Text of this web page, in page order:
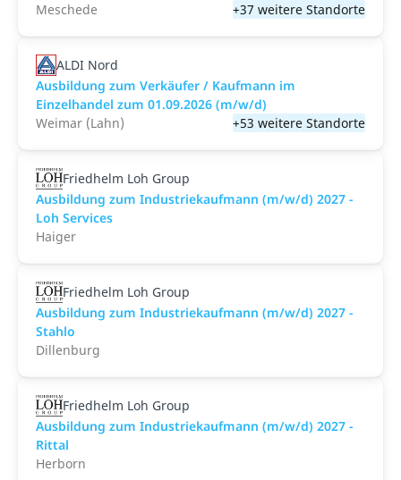
Meschede
+37 weitere Standorte
ALDI Nord
Ausbildung zum Verkäufer / Kaufmann im
Einzelhandel zum 01.09.2026 (m/w/d)
Weimar (Lahn)
+53 weitere Standorte
Friedhelm Loh Group
Ausbildung zum Industriekaufmann (m/w/d) 2027 -
Loh Services
Haiger
Friedhelm Loh Group
Ausbildung zum Industriekaufmann (m/w/d) 2027 -
Stahlo
Dillenburg
Friedhelm Loh Group
Ausbildung zum Industriekaufmann (m/w/d) 2027 -
Rittal
Herborn